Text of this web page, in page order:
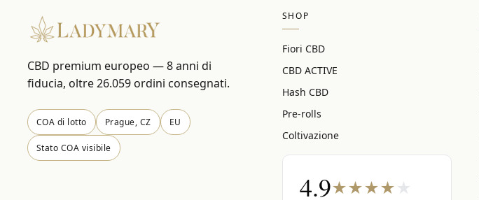
CBD premium europeo — 8 anni di
fiducia, oltre 26.059 ordini consegnati.
COA di lotto Prague, CZ EU
Stato COA visibile
SHOP
Fiori CBD
CBD ACTIVE
Hash CBD
Pre-rolls
Coltivazione
4.9★★★★★